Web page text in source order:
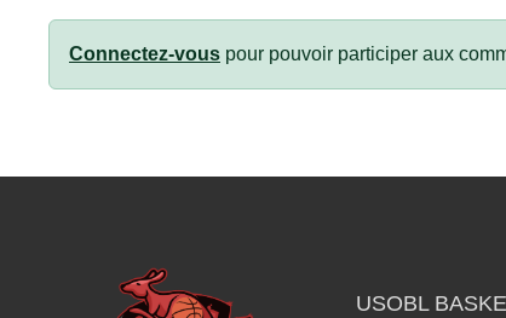
Connectez-vous pour pouvoir participer aux
USOBL